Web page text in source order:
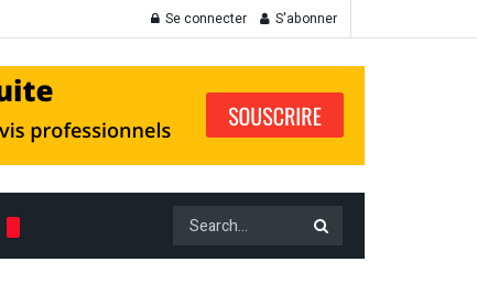
Se connecter S'abonner